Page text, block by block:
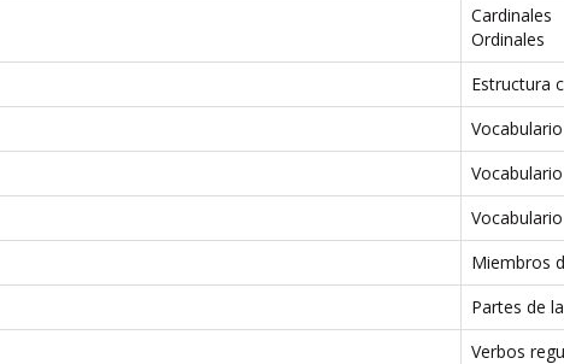
Cardinales
Ordinales
Estructura
Vocabulario
Vocabulario
Vocabulario
Miembros
Partes de
Verbos